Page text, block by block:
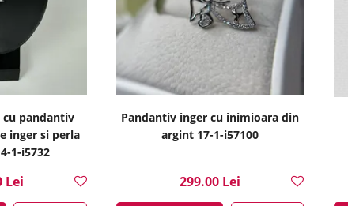
pandantiv
inger si perla
1-i5732
Lei
Pandantiv inger cu inimioara din
argint 17-1-i57100
299.00 Lei